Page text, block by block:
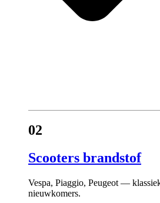
02
Scooters brandstof
Vespa, Piaggio, Peugeot —
nieuwkomers.